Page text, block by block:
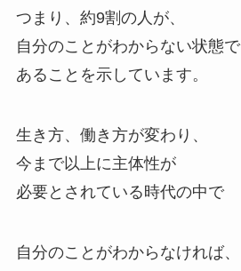
つまり、約9割の人が、
自分のことがわからない状態で
あることを示しています。
生き方、働き方が変わり、
今まで以上に主体性が
必要とされている時代の中で
自分のことがわからなければ、